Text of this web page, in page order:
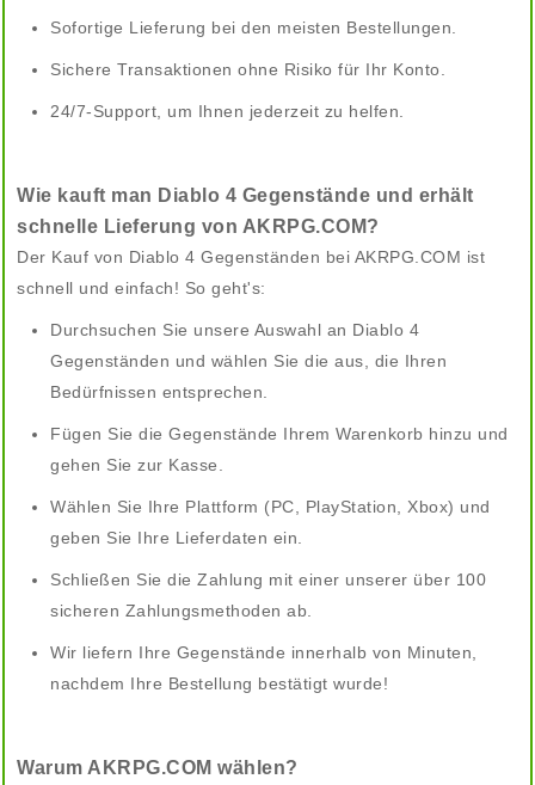
Sofortige Lieferung bei den meisten Bestellungen.
Sichere Transaktionen ohne Risiko für Ihr Konto.
24/7-Support, um Ihnen jederzeit zu helfen.
Wie kauft man Diablo 4 Gegenstände und erhält
schnelle Lieferung von AKRPG.COM?
Der Kauf von Diablo 4 Gegenständen bei AKRPG.COM ist
schnell und einfach! So geht's:
Durchsuchen Sie unsere Auswahl an Diablo 4
Gegenständen und wählen Sie die aus, die Ihren
Bedürfnissen entsprechen.
Fügen Sie die Gegenstände Ihrem Warenkorb hinzu und
gehen Sie zur Kasse.
Wählen Sie Ihre Plattform (PC, PlayStation, Xbox) und
geben Sie Ihre Lieferdaten ein.
Schließen Sie die Zahlung mit einer unserer über 100
sicheren Zahlungsmethoden ab.
Wir liefern Ihre Gegenstände innerhalb von Minuten,
nachdem Ihre Bestellung bestätigt wurde!
Warum AKRPG.COM wählen?